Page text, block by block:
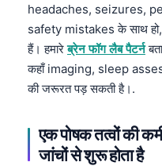
headaches, seizures,
safety mistakes के साथ
हैं। हमारेब्रेन फॉग लैब पैटर्न
कहाँ imaging, sleep
की जरूरत पड़ सकती है।.
एक पोषक तत्वों की
जांचों से शुरू होता है